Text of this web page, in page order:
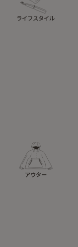
ライフスタイル
アウター